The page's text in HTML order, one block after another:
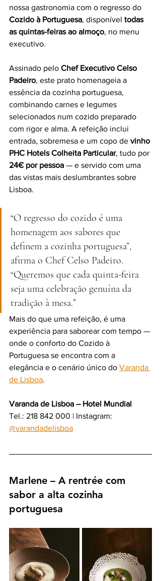
nossa gastronomia com o regresso do
Cozido à Portuguesa, disponível todas
as quintas-feiras ao almoço, no menu
executivo.
Assinado pelo Chef Executivo Celso
Padeiro, este prato homenageia a
essência da cozinha portuguesa,
combinando carnes e legumes
selecionados num cozido preparado
com rigor e alma. A refeição inclui
entrada, sobremesa e um copo de vinho
PHC Hotels Colheita Particular, tudo por
24€ por pessoa — e servido com uma
das vistas mais deslumbrantes sobre
Lisboa.
“O regresso do cozido é uma
homenagem aos sabores que
definem a cozinha portuguesa”,
afirma o Chef Celso Padeiro.
“Queremos que cada quinta-feira
seja uma celebração genuína da
tradição à mesa.”
Mais do que uma refeição, é uma
experiência para saborear com tempo —
onde o conforto do Cozido à
Portuguesa se encontra com a
elegância e o cenário único do Varanda
de Lisboa.
Varanda de Lisboa – Hotel Mundial
Tel.: 218 842 000 | Instagram:
@varandadelisboa
Marlene – A rentrée com
sabor a alta cozinha
portuguesa